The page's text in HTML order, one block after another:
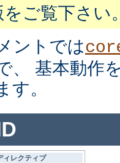
をご覧下さい
ントでは
、 基本動作
す。
ィレクティブ